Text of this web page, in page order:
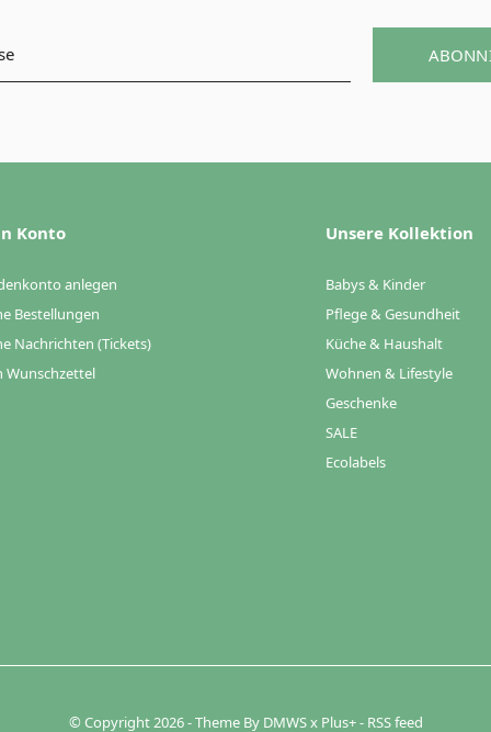
Konto
anlegen
Bestellungen
Nachrichten (Tickets)
Wunschzettel
Unsere Kollektion
Babys & Kinder
Pflege & Gesundheit
Küche & Haushalt
Wohnen & Lifestyle
Geschenke
SALE
Ecolabels
© Copyright2026- Theme By DMWSx Plus+- RSS feed